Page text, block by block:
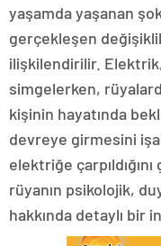
yaşamda yaşanan
gerçekleşen
ilişkilendirilir.
simgelerken,
kişinin hayatında
devreye girmesini
elektriğe
rüyanın psikolojik,
hakkında detaylı bir